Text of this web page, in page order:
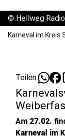
© Hellweg Radio
Karneval im Kreis
Teilen:
Am 27.02.
Karneval im